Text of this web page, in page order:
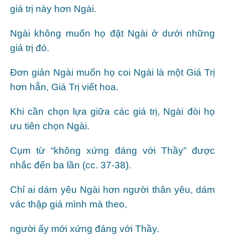
giá trị này hơn Ngài.
Ngài không muốn họ đặt Ngài ở dưới những
giá trị đó.
Đơn giản Ngài muốn họ coi Ngài là một Giá Trị
hơn hẳn, Giá Trị viết hoa.
Khi cần chọn lựa giữa các giá trị, Ngài đòi họ
ưu tiên chọn Ngài.
Cụm từ “không xứng đáng với Thầy” được
nhắc đến ba lần (cc. 37-38).
Chỉ ai dám yêu Ngài hơn người thân yêu, dám
vác thập giá mình mà theo,
người ấy mới xứng đáng với Thầy.